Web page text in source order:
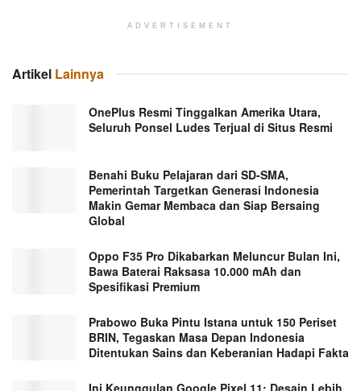
ADVERTISEMENT
Artikel Lainnya
OnePlus Resmi Tinggalkan Amerika Utara,
Seluruh Ponsel Ludes Terjual di Situs Resmi
Benahi Buku Pelajaran dari SD-SMA,
Pemerintah Targetkan Generasi Indonesia
Makin Gemar Membaca dan Siap Bersaing
Global
Oppo F35 Pro Dikabarkan Meluncur Bulan Ini,
Bawa Baterai Raksasa 10.000 mAh dan
Spesifikasi Premium
Prabowo Buka Pintu Istana untuk 150 Periset
BRIN, Tegaskan Masa Depan Indonesia
Ditentukan Sains dan Keberanian Hadapi Fakta
Ini Keunggulan Google Pixel 11: Desain Lebih